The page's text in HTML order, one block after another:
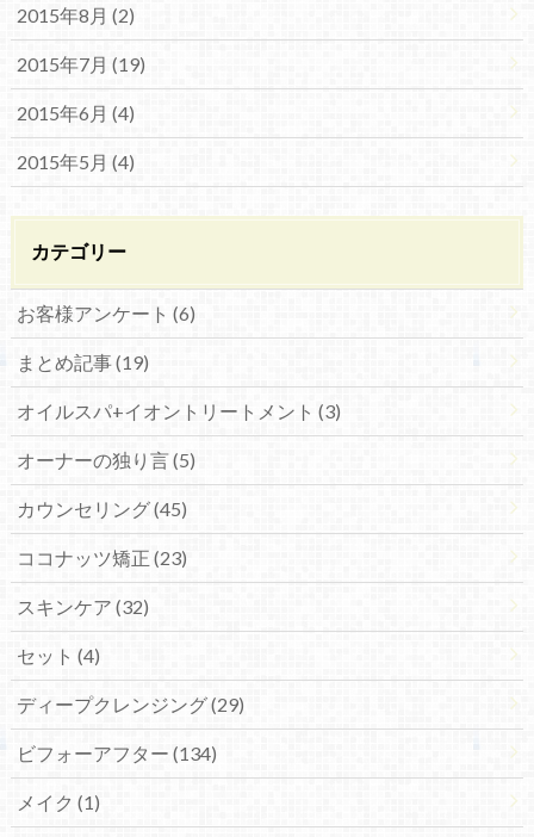
2015年8月 (2)
2015年7月 (19)
2015年6月 (4)
2015年5月 (4)
カテゴリー
お客様アンケート (6)
まとめ記事 (19)
オイルスパ+イオントリートメント (3)
オーナーの独り言 (5)
カウンセリング (45)
ココナッツ矯正 (23)
スキンケア (32)
セット (4)
ディープクレンジング (29)
ビフォーアフター (134)
メイク (1)